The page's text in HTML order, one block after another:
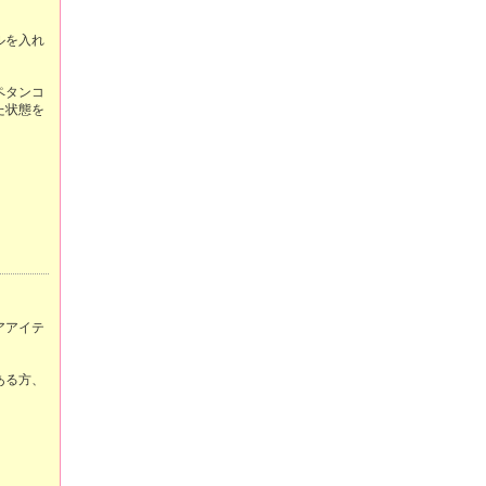
を入れ
タンコ
状態を
アイテ
方、